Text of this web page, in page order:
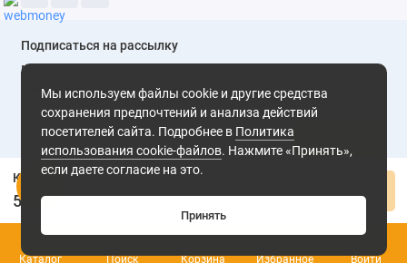
Каталог Поиск Корзина
0
Избранное
Войти
5 550 ₽
Мы используем файлы cookie и другие средства
сохранения предпочтений и анализа действий
посетителей сайта. Подробнее в Политика
использования cookie-файлов. Нажмите «Принять»,
если даете согласие на это.
Принять
Подписаться на рассылку
Мы не будем присылать вам спам. Только скидки и
выгодные предложения
обработку персональных данных.